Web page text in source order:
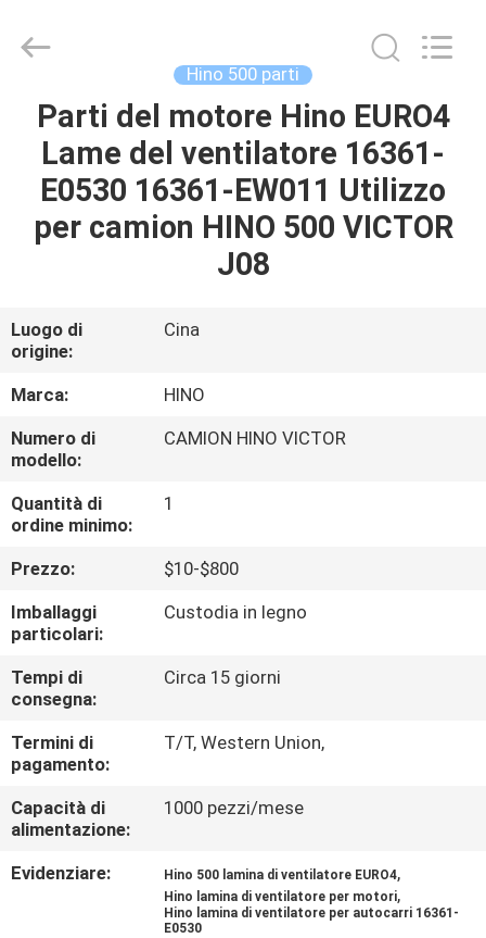
CASA
PRODOTTI
CIRCA
GIRO
DELLA
FABBRICA
CONTROLLO
DI
QUALITÀ
CONTATTICI
NOTIZIE
RICHIEDA
UNA
CITAZIONE
Technology
Reserved.
Hino 500 parti
Parti del motore Hino EURO4
Lame del ventilatore 16361-
E0530 16361-EW011 Utilizzo
per camion HINO 500 VICTOR
J08
Luogo di
origine:
Cina
Marca:
HINO
Numero di
modello:
CAMION HINO VICTOR
Quantità di
ordine minimo:
1
Prezzo:
$10-$800
Imballaggi
particolari:
Custodia in legno
Tempi di
consegna:
Circa 15 giorni
Termini di
pagamento:
T/T, Western Union,
Capacità di
alimentazione:
1000 pezzi/mese
Evidenziare: Hino 500 lamina di ventilatore EURO4,
Hino lamina di ventilatore per motori,
Hino lamina di ventilatore per autocarri 16361-
E0530